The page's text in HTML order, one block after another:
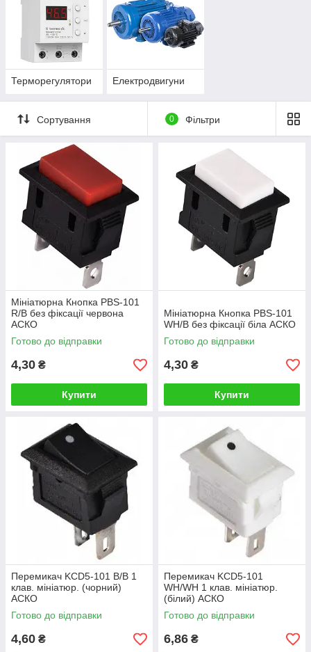
Терморегулятори Електродвигуни
Сортування 0 Фільтри
Мініатюрна Кнопка PBS-101
R/B без фіксації червона
АСКО
Готово до відправки
4,30 ₴
Купити
Мініатюрна Кнопка PBS-101
WH/B без фіксації біла АСКО
Готово до відправки
4,30 ₴
Купити
Перемикач KCD5-101 B/B 1
клав. мініатюр. (чорний)
АСКО
Готово до відправки
4,60 ₴
Перемикач KCD5-101
WH/WH 1 клав. мініатюр.
(білий) АСКО
Готово до відправки
6,86 ₴